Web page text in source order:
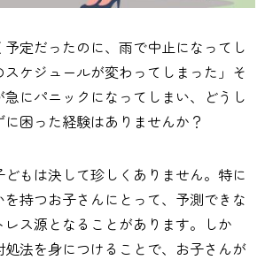
予定だったのに、雨で中止になってし
スケジュールが変わってしまった」そ
にパニックになってしまい、どうし
困った経験はありませんか？
もは決して珍しくありません。特に
持つお子さんにとって、予測できな
ス源となることがあります。しか
処法を身につけることで、お子さんが